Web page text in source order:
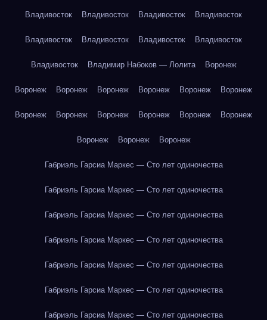
Владивосток Владивосток Владивосток Владивосток
Владивосток Владивосток Владивосток Владивосток
Владивосток Владимир Набоков — Лолита Воронеж
Воронеж Воронеж Воронеж Воронеж Воронеж Воронеж
Воронеж Воронеж Воронеж Воронеж Воронеж Воронеж
Воронеж Воронеж Воронеж
Габриэль Гарсиа Маркес — Сто лет одиночества
Габриэль Гарсиа Маркес — Сто лет одиночества
Габриэль Гарсиа Маркес — Сто лет одиночества
Габриэль Гарсиа Маркес — Сто лет одиночества
Габриэль Гарсиа Маркес — Сто лет одиночества
Габриэль Гарсиа Маркес — Сто лет одиночества
Габриэль Гарсиа Маркес — Сто лет одиночества